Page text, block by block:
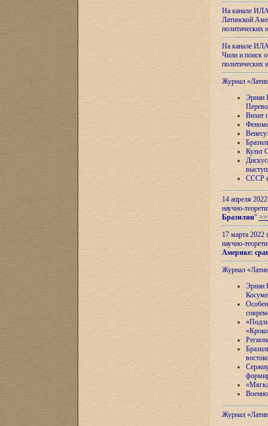
На канале
Латинской
На канале
Чили и поиск
Журнал
Эрнан
Визит
Культ
СССР и
14 апреля
научно-
Бразилии"
17 марта 2022
научно-
Америке:
Журнал
Эрнан
Журнал